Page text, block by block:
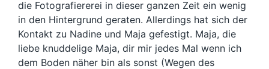
die Fotografiererei in dieser ganzen Zeit ein wenig
in den Hintergrund geraten. Allerdings hat sich der
Kontakt zu Nadine und Maja gefestigt. Maja, die
liebe knuddelige Maja, dir mir jedes Mal wenn ich
dem Boden näher bin als sonst (Wegen des